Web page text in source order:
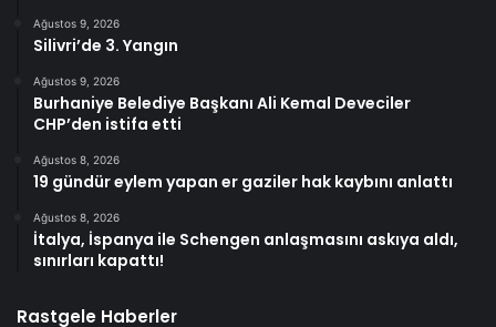
Ağustos 9, 2026
Silivri’de 3. Yangın
Ağustos 9, 2026
Burhaniye Belediye Başkanı Ali Kemal Deveciler
CHP’den istifa etti
Ağustos 8, 2026
19 gündür eylem yapan er gaziler hak kaybını anlattı
Ağustos 8, 2026
İtalya, İspanya ile Schengen anlaşmasını askıya aldı,
sınırları kapattı!
Rastgele Haberler